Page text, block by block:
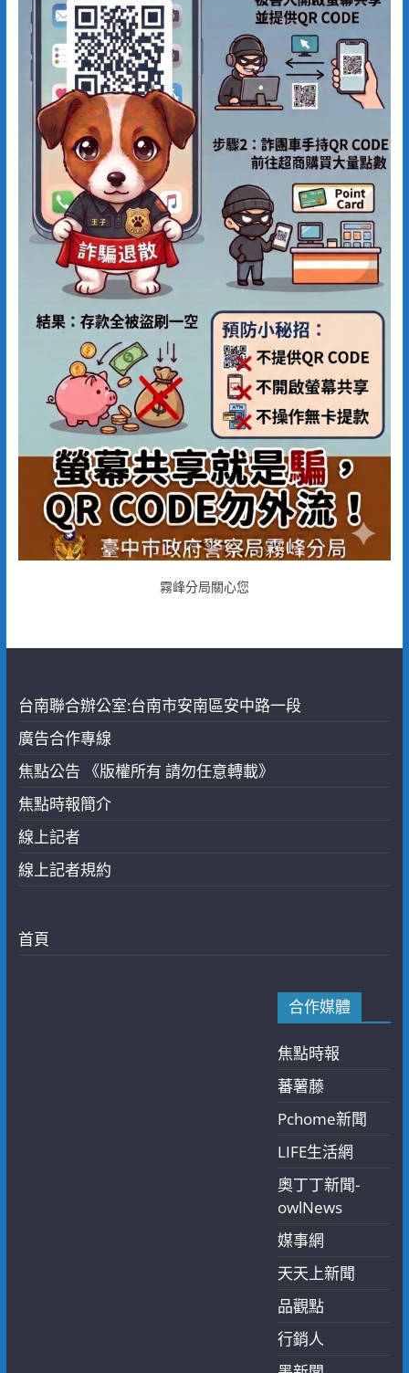
霧峰分局關心您
台南聯合辦公室:台南市安南區安中路一段
廣告合作專線
焦點公告 《版權所有 請勿任意轉載》
焦點時報簡介
線上記者
線上記者規約
首頁
合作媒體
焦點時報
蕃薯藤
Pchome新聞
LIFE生活網
奧丁丁新聞-
owlNews
媒事網
天天上新聞
品觀點
行銷人